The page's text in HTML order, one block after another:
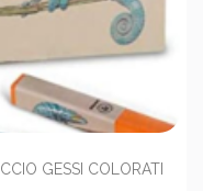
GESSI COLORATI